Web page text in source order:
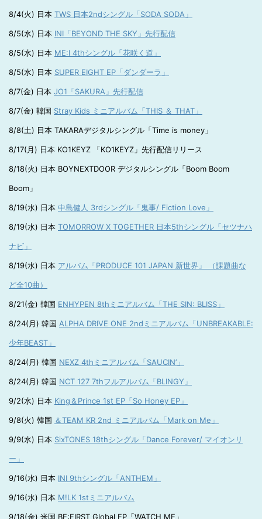
8/4(火) 日本 TWS 日本2ndシングル「SODA SODA」
8/5(水) 日本 INI「BEYOND THE SKY」先行配信
8/5(水) 日本 ME:I 4thシングル「花咲く道」
8/5(水) 日本 SUPER EIGHT EP「ダンダーラ」
8/7(金) 日本 JO1「SAKURA」先行配信
8/7(金) 韓国 Stray Kids ミニアルバム「THIS ＆ THAT」
8/8(土) 日本 TAKARAデジタルシングル「Time is money」
8/17(月) 日本 KO1KEYZ 「KO1KEYZ」先行配信リリース
8/18(火) 日本 BOYNEXTDOOR デジタルシングル「Boom Boom
Boom」
8/19(水) 日本 中島健人 3rdシングル「鬼事/ Fiction Love」
8/19(水) 日本 TOMORROW X TOGETHER 日本5thシングル「セツナハ
ナビ」
8/19(水) 日本 アルバム「PRODUCE 101 JAPAN 新世界」 （課題曲な
ど全10曲）
8/21(金) 韓国 ENHYPEN 8thミニアルバム「THE SIN: BLISS」
8/24(月) 韓国 ALPHA DRIVE ONE 2ndミニアルバム「UNBREAKABLE:
少年BEAST」
8/24(月) 韓国 NEXZ 4thミニアルバム「SAUCIN’」
8/24(月) 韓国 NCT 127 7thフルアルバム「BLINGY」
9/2(水) 日本 King＆Prince 1st EP「So Honey EP」
9/8(火) 韓国 ＆TEAM KR 2nd ミニアルバム「Mark on Me」
9/9(水) 日本 SixTONES 18thシングル「Dance Forever/ マイオンリ
ー」
9/16(水) 日本 INI 9thシングル「ANTHEM」
9/16(水) 日本 M!LK 1stミニアルバム
9/18(金) 米国 BE:FIRST Global EP「WATCH ME」